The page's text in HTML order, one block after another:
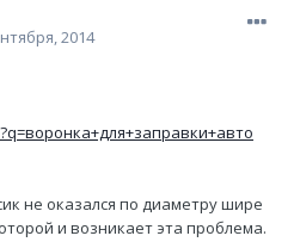
2014
не оказался по диаметру шире
и возникает эта проблема.